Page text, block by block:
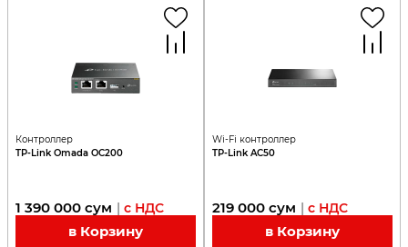
Контроллер
TP-Link Omada OC200
1 390 000 сум | с НДС
в Корзину
Wi-Fi контроллер
TP-Link AC50
219 000 сум | с НДС
в Корзину